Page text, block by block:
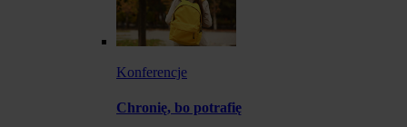
Konferencje
Chronię, bo potrafię